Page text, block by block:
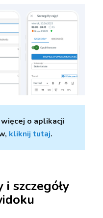
o aplikacji
kliknij tutaj.
szczegóły